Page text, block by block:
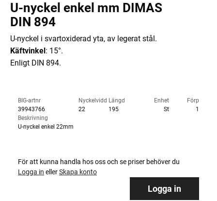
U-nyckel enkel mm DIMAS
DIN 894
U-nyckel i svartoxiderad yta, av legerat stål.
Käftvinkel: 15°.
Enligt DIN 894.
BIG-artnr
39943766
Nyckelvidd
22
Längd
195
Enhet
St
Förp
1
Beskrivning
U-nyckel enkel 22mm
För att kunna handla hos oss och se priser behöver du
Logga in ellerSkapa konto
Logga in